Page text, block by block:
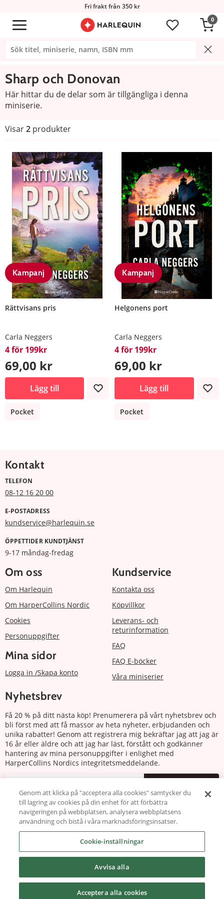
Fri frakt från 350 kr
0
Sharp och Donovan
Här hittar du de delar som är tillgängliga i denna
miniserie.
Visar2 produkter
Kampanj
Rättvisans pris
Carla Neggers
4 för 199kr
69,00 kr
Lägg till
Pocket
Kampanj
Helgonens port
Carla Neggers
4 för 199kr
69,00 kr
Lägg till
Pocket
Kontakt
TELEFON
08-12 16 20 00
E-POSTADRESS
kundservice@harlequin.se
ÖPPETTIDER KUNDTJÄNST
9-17 måndag-fredag
Om oss
Om Harlequin
Om HarperCollins Nordic
Cookies
Personuppgifter
Mina sidor
Logga in /Skapa konto
Kundservice
Kontakta oss
Köpvillkor
Leverans- och
returinformation
FAQ
FAQ E-böcker
Våra miniserier
Nyhetsbrev
Få 20 % på ditt nästa köp! Prenumerera på vårt nyhetsbrev och
bli först med att få massor av heta nyheter, erbjudanden och
unika rabatter! Genom att registrera mig bekräftar jag att jag är
16 år eller äldre och att jag har läst, förstått och godkänner
hantering av mina personuppgifter i enlighet med
HarperCollins Nordics integritetsmeddelande.
Följ oss
Copyright © 2026 harlequin.se
Powered by Carismar
Genom att klicka på "acceptera alla cookies" samtycker du
till lagring av cookies på din enhet för att förbättra
navigeringen på webbplatsen, analysera webbplatsens
användning och bistå i våra marknadsföringsinsatser.
Cookie-inställningar
Avvisa alla
Acceptera alla cookies